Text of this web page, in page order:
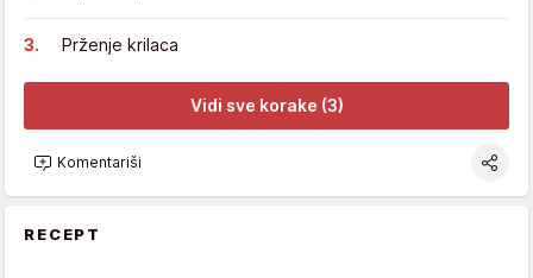
Prženje krilaca
Vidi sve korake (3)
Komentariši
RECEPT